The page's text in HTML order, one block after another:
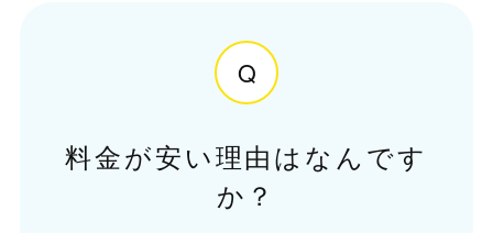
Q
料金が安い理由はなんです
か？